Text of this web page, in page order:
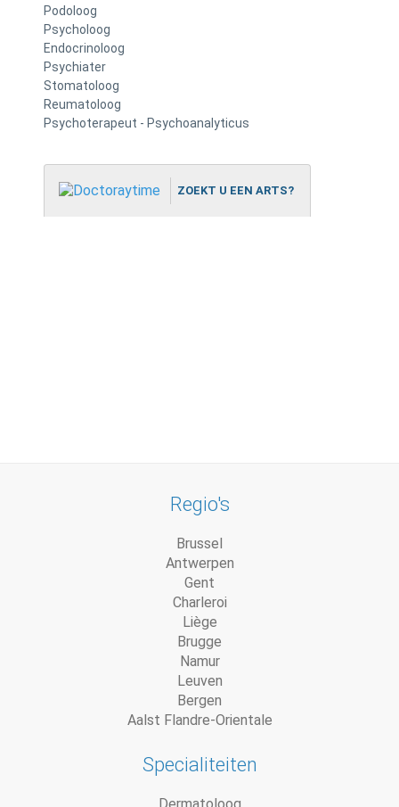
Podoloog
Psycholoog
Endocrinoloog
Psychiater
Stomatoloog
Reumatoloog
Psychoterapeut - Psychoanalyticus
ZOEKT U EEN ARTS?
Regio's
Brussel
Antwerpen
Gent
Charleroi
Liège
Brugge
Namur
Leuven
Bergen
Aalst Flandre-Orientale
Specialiteiten